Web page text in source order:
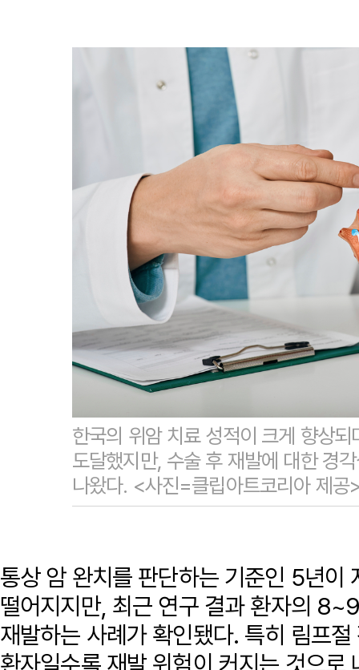
한국의 위암 치료 성적이 크게 향상
도달했지만, 수술 후 재발에 대한 경
나왔다. <사진=클립아트코리아 제공
통상 암 완치를 판단하는 기준인 5년이
떨어지지만, 최근 연구 결과 환자의
재발하는 사례가 확인됐다. 특히 림프
환자일수록 재발 위험이 커지는 것으로